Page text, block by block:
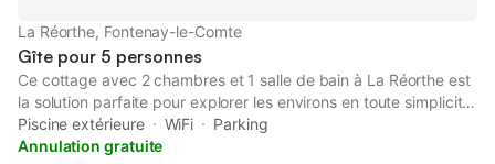
La Réorthe, Fontenay-le-Comte
Gîte pour 5 personnes
Ce cottage avec 2 chambres et 1 salle de bain à La Réorthe est
la solution parfaite pour explorer les environs en toute simplicité.
Les amoureux de la nature et du grand air seront ravis de loger
à 19 minutes en voiture de Parc naturel régional du Marais
Piscine extérieure WiFi
Parking
Annulation gratuite